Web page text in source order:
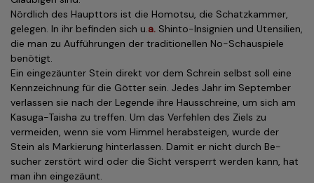
Nördlich des Haupttors ist die Homotsu, die Schatzkammer,
gelegen. In ihr befinden sich u.a. Shinto-Insignien und Utensilien,
die man zu Auffüh­run­gen der traditionellen No-Schauspiele
benötigt.
Ein eingezäunter Stein direkt vor dem Schrein selbst soll eine
Kenn­zeich­nung für die Götter sein. Jedes Jahr im September
verlassen sie nach der Legende ihre Hausschreine, um sich am
Kasuga-Taisha zu treffen. Um das Verfehlen des Ziels zu
vermeiden, wenn sie vom Himmel herabsteigen, wurde der
Stein als Markierung hinterlassen. Damit er nicht durch Be­
sucher zerstört wird oder die Sicht versperrt werden kann, hat
man ihn eingezäunt.